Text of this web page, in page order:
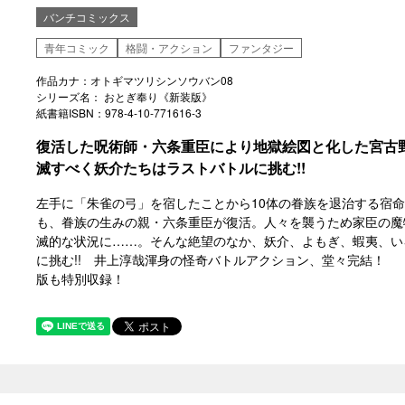
バンチコミックス
青年コミック
格闘・アクション ファンタジー
作品カナ：オトギマツリシンソウバン08
シリーズ名： おとぎ奉り《新装版》
紙書籍ISBN：978-4-10-771616-3
復活した呪術師・六条重臣により地獄絵図と化した宮
滅すべく妖介たちはラストバトルに挑む!!
左手に「朱雀の弓」を宿したことから10体の眷族を退治する宿
も、眷族の生みの親・六条重臣が復活。人々を襲うため家臣の
滅的な状況に……。そんな絶望のなか、妖介、よもぎ、蝦夷、
に挑む!! 井上淳哉渾身の怪奇バトルアクション、堂々完結！
版も特別収録！